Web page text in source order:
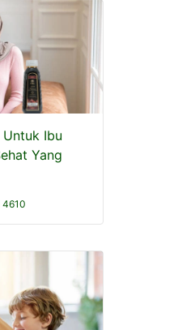
Untuk Ibu
Yang
4610